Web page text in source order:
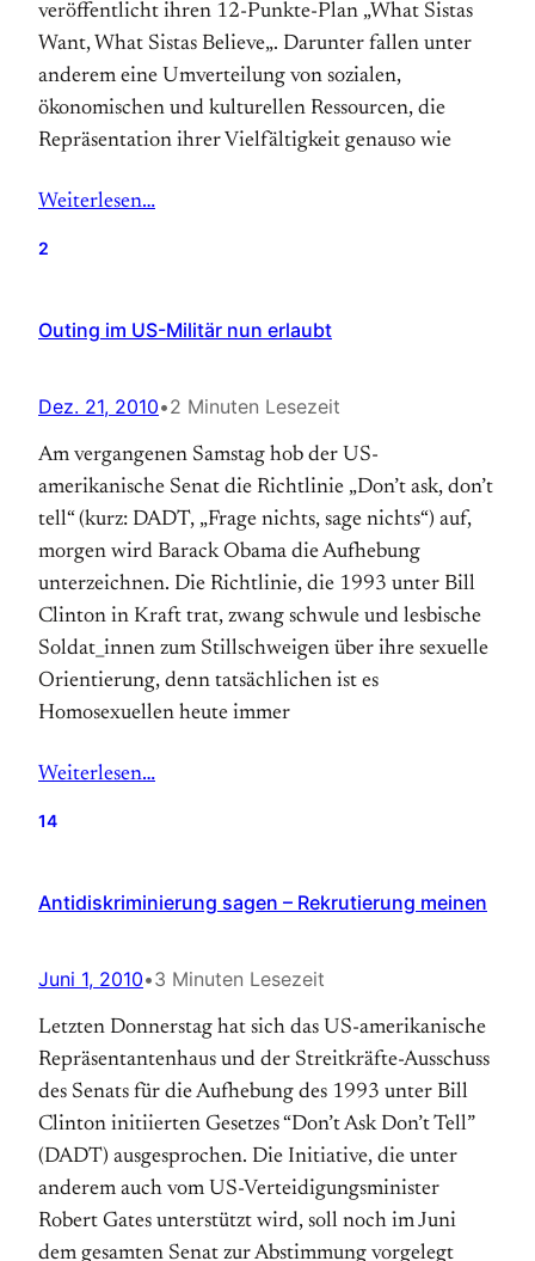
veröffentlicht ihren 12-Punkte-Plan „What Sistas
Want, What Sistas Believe„. Darunter fallen unter
anderem eine Umverteilung von sozialen,
ökonomischen und kulturellen Ressourcen, die
Repräsentation ihrer Vielfältigkeit genauso wie
Weiterlesen…
2
Outing im US-Militär nun erlaubt
Dez. 21, 2010•2 Minuten Lesezeit
Am vergangenen Samstag hob der US-
amerikanische Senat die Richtlinie „Don’t ask, don’t
tell“ (kurz: DADT, „Frage nichts, sage nichts“) auf,
morgen wird Barack Obama die Aufhebung
unterzeichnen. Die Richtlinie, die 1993 unter Bill
Clinton in Kraft trat, zwang schwule und lesbische
Soldat_innen zum Stillschweigen über ihre sexuelle
Orientierung, denn tatsächlichen ist es
Homosexuellen heute immer
Weiterlesen…
14
Antidiskriminierung sagen – Rekrutierung meinen
Juni 1, 2010•3 Minuten Lesezeit
Letzten Donnerstag hat sich das US-amerikanische
Repräsentantenhaus und der Streitkräfte-Ausschuss
des Senats für die Aufhebung des 1993 unter Bill
Clinton initiierten Gesetzes “Don’t Ask Don’t Tell”
(DADT) ausgesprochen. Die Initiative, die unter
anderem auch vom US-Verteidigungsminister
Robert Gates unterstützt wird, soll noch im Juni
dem gesamten Senat zur Abstimmung vorgelegt